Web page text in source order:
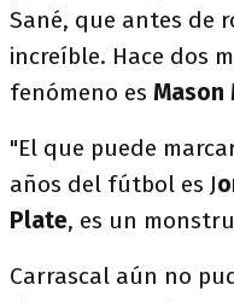
Sané, que antes de
increíble. Hace dos
fenómeno es Mason
"El que puede
años del fútbol es J
Plate, es un
Carrascal aún no